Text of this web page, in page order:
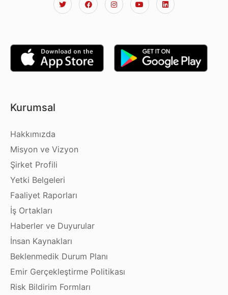
Kurumsal
Hakkımızda
Misyon ve Vizyon
Şirket Profili
Yetki Belgeleri
Faaliyet Raporları
İş Ortakları
Haberler ve Duyurular
İnsan Kaynakları
Beklenmedik Durum Planı
Emir Gerçekleştirme Politikası
Risk Bildirim Formları